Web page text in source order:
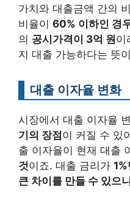
가치와 대출금액 간의
비율이 60% 이하인 경
의 공시가격이 3억 원이
지 대출 가능하다는 뜻
대출 이자율 변화
시장에서 대출 이자율
기의 장점이 커질 수 있
출 이자율이 현재 대출
것이죠. 대출 금리가
큰 차이를 만들 수 있으니